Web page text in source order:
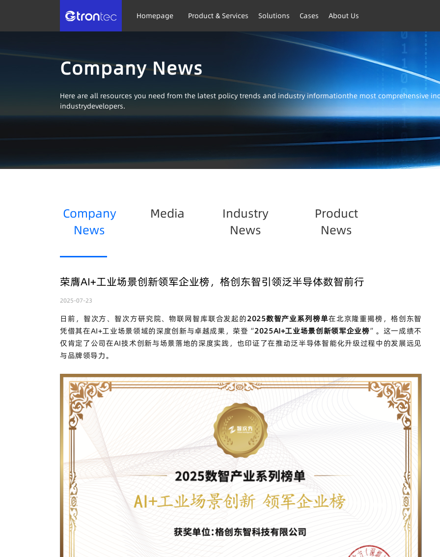
Homepage Product & Services Solutions Cases About Us
Company News
Here are all resources you need from the latest policy trends and industry informationthe most comprehensive
industrydevelopers.
Company
News
Media
Industry
News
Product
News
荣膺AI+工业场景创新领军企业榜，格创东智引领泛半导体数智前行
2025-07-23
日前，智次方、智次方研究院、物联网智库联合发起的2025数智产业系列榜单在北京隆重揭榜， 格创东智
凭借其在AI+工业场景领域的深度创新与卓越成果，荣登“2025AI+工业场景创新领军企业榜”。这一成绩不
仅肯定了公司在AI技术创新与场景落地的深度实践，也印证了在推动泛半导体智能化升级过程中的发展远见
与品牌领导力。